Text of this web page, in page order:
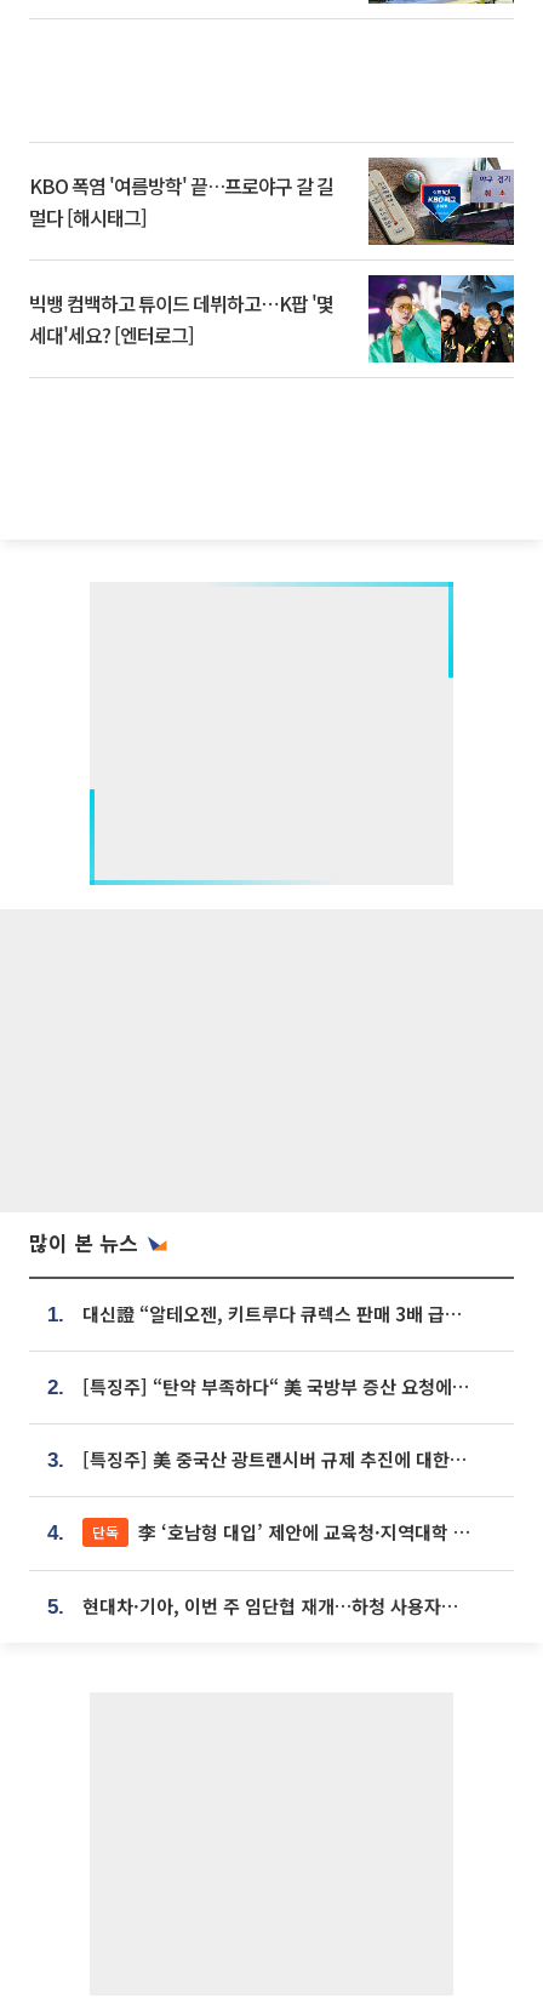
KBO 폭염 '여름방학' 끝…프로야구 갈 길
멀다 [해시태그]
빅뱅 컴백하고 튜이드 데뷔하고⋯K팝 '몇
세대'세요? [엔터로그]
많이 본 뉴스
1. 대신證 “알테오젠, 키트루다 큐렉스 판매 3배 급증…목표가 41만원 상향”
2. [특징주] “탄약 부족하다“ 美 국방부 증산 요청에⋯국내 방산주 급등세
3. [특징주] 美 중국산 광트랜시버 규제 추진에 대한광통신 등 광통신株 강세
4. 단독 李 ‘호남형 대입’ 제안에 교육청·지역대학 서·논술형 입시 연계 '착수'
5. 현대차·기아, 이번 주 임단협 재개…하청 사용자성 재심도 ‘변수’